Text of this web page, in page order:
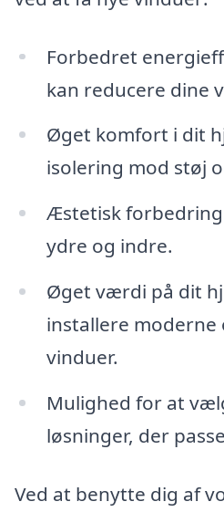
Forbedret
kan reducere dine
Øget komfort i dit
isolering mod støj
Æstetisk
ydre og indre.
Øget værdi på dit
installere moderne
vinduer.
Mulighed for at
løsninger, der
Ved at benytte dig af